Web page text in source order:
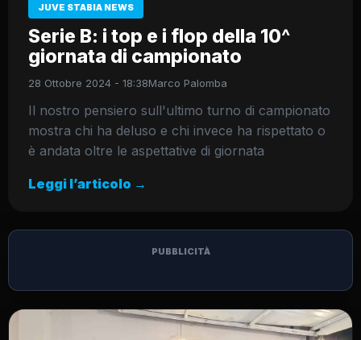
JUVE STABIA NEWS
Serie B: i top e i flop della 10^
giornata di campionato
28 Ottobre 2024 - 18:38Marco Palomba
Il nostro pensiero sull'ultimo turno di campionato
mostra chi ha deluso e chi invece ha rispettato o
è andata oltre le aspettative di giornata
Leggi l’articolo →
PUBBLICITÀ